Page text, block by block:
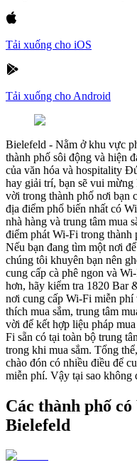
Tải xuống cho iOS
Tải xuống cho Android
Bielefeld - Nằm ở khu vực
thành phố sôi động và hiện
của văn hóa và hospitality
hay giải trí, bạn sẽ vui
vời trong thành phố nơi bạn
địa điểm phổ biến nhất có
nhà hàng và trung tâm mua
điểm phát Wi-Fi trong thành
Nếu bạn đang tìm một nơi
chúng tôi khuyên bạn nên
cung cấp cà phê ngon và
hơn, hãy kiểm tra 1820 Bar
nơi cung cấp Wi-Fi miễn
thích mua sắm, trung tâm
vời để kết hợp liệu pháp
Fi sẵn có tại toàn bộ trung
trong khi mua sắm. Tổng
chào đón có nhiều điều để
miễn phí. Vậy tại sao không
Các thành phố
Bielefeld